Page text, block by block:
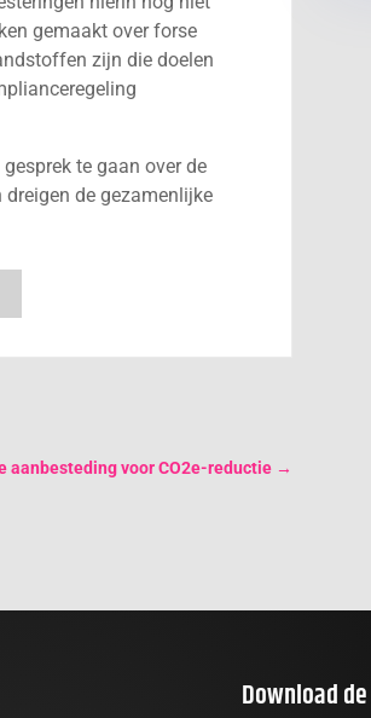
gemaakt over forse
zijn die doelen
te gaan over de
de gezamenlijke
aanbesteding voor CO2e-reductie→
Download